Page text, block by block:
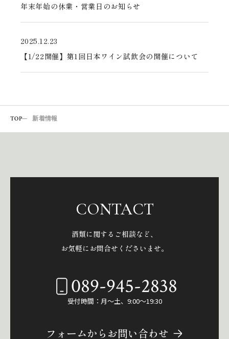
年末年始の休業・営業日のお知らせ
2025.12.23
【1/22開催】第1回日本ワイン試飲会の開催について
TOP 新着情報
CONTACT
酒類に関するご相談など、
お気軽にお問合せくださいませ。
089-945-2838
受付時間：月～土、9:00～19:30
フォームからお問い合わせ